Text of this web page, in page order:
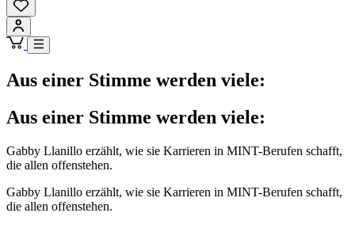
Aus einer Stimme werden viele:
Aus einer Stimme werden viele:
Gabby Llanillo erzählt, wie sie Karrieren in MINT-Berufen schafft,
die allen offenstehen.
Gabby Llanillo erzählt, wie sie Karrieren in MINT-Berufen schafft,
die allen offenstehen.